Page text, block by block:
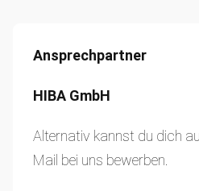
Ansprechpartner
HIBA GmbH
Alternativ kannst du dich
Mail bei uns bewerben.